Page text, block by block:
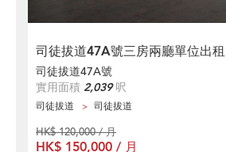
司徒拔道47A號三房兩廳單位出租
司徒拔道47A號
實用面積 2,039呎
司徒拔道 司徒拔道
HK$ 120,000 / 月
HK$ 150,000 / 月